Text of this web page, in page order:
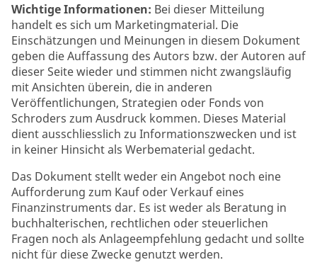
Wichtige Informationen: Bei dieser Mitteilung
handelt es sich um Marketingmaterial. Die
Einschätzungen und Meinungen in diesem Dokument
geben die Auffassung des Autors bzw. der Autoren auf
dieser Seite wieder und stimmen nicht zwangsläufig
mit Ansichten überein, die in anderen
Veröffentlichungen, Strategien oder Fonds von
Schroders zum Ausdruck kommen. Dieses Material
dient ausschliesslich zu Informationszwecken und ist
in keiner Hinsicht als Werbematerial gedacht.
Das Dokument stellt weder ein Angebot noch eine
Aufforderung zum Kauf oder Verkauf eines
Finanzinstruments dar. Es ist weder als Beratung in
buchhalterischen, rechtlichen oder steuerlichen
Fragen noch als Anlageempfehlung gedacht und sollte
nicht für diese Zwecke genutzt werden.